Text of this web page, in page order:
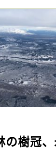
の樹冠